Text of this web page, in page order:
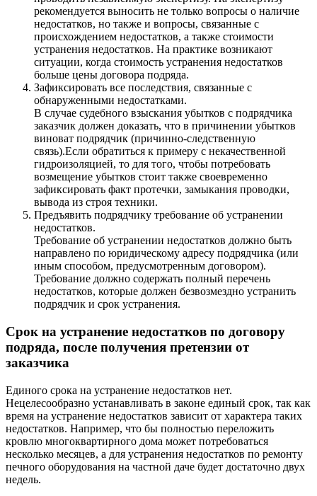
рекомендуется выносить не только вопросы о наличие
недостатков, но также и вопросы, связанные с
происхождением недостатков, а также стоимости
устранения недостатков. На практике возникают
ситуации, когда стоимость устранения недостатков
больше цены договора подряда.
Зафиксировать все последствия, связанные с
обнаруженными недостатками.
В случае судебного взыскания убытков с подрядчика
заказчик должен доказать, что в причинении убытков
виноват подрядчик (причинно-следственную
связь).Если обратиться к примеру с некачественной
гидроизоляцией, то для того, чтобы потребовать
возмещение убытков стоит также своевременно
зафиксировать факт протечки, замыкания проводки,
вывода из строя техники.
Предъявить подрядчику требование об устранении
недостатков.
Требование об устранении недостатков должно быть
направлено по юридическому адресу подрядчика (или
иным способом, предусмотренным договором).
Требование должно содержать полный перечень
недостатков, которые должен безвозмездно устранить
подрядчик и срок устранения.
Срок на устранение недостатков по договору
подряда, после получения претензии от
заказчика
Единого срока на устранение недостатков нет.
Нецелесообразно устанавливать в законе единый срок, так как
время на устранение недостатков зависит от характера таких
недостатков. Например, что бы полностью переложить
кровлю многоквартирного дома может потребоваться
несколько месяцев, а для устранения недостатков по ремонту
печного оборудования на частной даче будет достаточно двух
недель.